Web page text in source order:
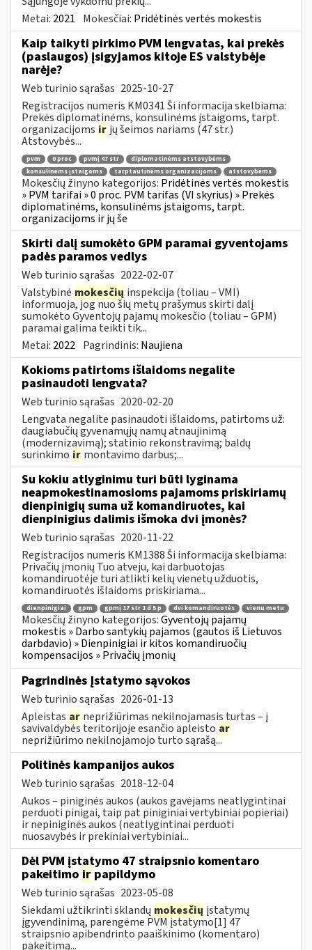
Metai: 2021 Mokesčiai: Pridėtinės vertės mokestis
Kaip taikyti pirkimo PVM lengvatas, kai prekės
(paslaugos) įsigyjamos kitoje ES valstybėje
narėje?
Web turinio sąrašas 2025-10-27
Registracijos numeris KM0341 Ši informacija skelbiama:
Prekės diplomatinėms, konsulinėms įstaigoms, tarpt.
organizacijoms ir jų šeimos nariams (47 str.)
Atstovybės...
pvm 0 proc pvmį 47 str
diplomatinėms atstovybėms
konsulinėms įstaigoms
tarptautinėms organizacijoms atstovybėms
Mokesčių žinyno kategorijos: Pridėtinės vertės mokestis
» PVM tarifai » 0 proc. PVM tarifas (VI skyrius) » Prekės
diplomatinėms, konsulinėms įstaigoms, tarpt.
organizacijoms ir jų še
Skirti dalį sumokėto GPM paramai gyventojams
padės paramos vedlys
Web turinio sąrašas 2022-02-07
Valstybinė mokesčių inspekcija (toliau – VMI)
informuoja, jog nuo šių metų prašymus skirti dalį
sumokėto Gyventojų pajamų mokesčio (toliau – GPM)
paramai galima teikti tik...
Metai: 2022 Pagrindinis: Naujiena
Kokioms patirtoms išlaidoms negalite
pasinaudoti lengvata?
Web turinio sąrašas 2020-02-20
Lengvata negalite pasinaudoti išlaidoms, patirtoms už:
daugiabučių gyvenamųjų namų atnaujinimą
(modernizavimą); statinio rekonstravimą; baldų
surinkimo ir montavimo darbus;...
Su kokiu atlyginimu turi būti lyginama
neapmokestinamosioms pajamoms priskiriamų
dienpinigių suma už komandiruotes, kai
dienpinigius dalimis išmoka dvi įmonės?
Web turinio sąrašas 2020-11-22
Registracijos numeris KM1388 Ši informacija skelbiama:
Privačių įmonių Tuo atveju, kai darbuotojas
komandiruotėje turi atlikti kelių vienetų užduotis,
komandiruotės išlaidoms priskiriama...
dienpinigiai gpm gpmį 17 str 1 d 5 p dvi komandiruotės vienu metu
Mokesčių žinyno kategorijos:Gyventojų pajamų
mokestis » Darbo santykių pajamos (gautos iš Lietuvos
darbdavio) » Dienpinigiai ir kitos komandiruočių
kompensacijos » Privačių įmonių
Pagrindinės Įstatymo sąvokos
Web turinio sąrašas 2026-01-13
Apleistas ar neprižiūrimas nekilnojamasis turtas – į
savivaldybės teritorijoje esančio apleisto ar
neprižiūrimo nekilnojamojo turto sąrašą...
Politinės kampanijos aukos
Web turinio sąrašas 2018-12-04
Aukos – piniginės aukos (aukos gavėjams neatlygintinai
perduoti pinigai, taip pat piniginiai vertybiniai popieriai)
ir nepiniginės aukos (neatlygintinai perduoti
nuosavybės ir prekiniai vertybiniai...
Dėl PVM įstatymo 47 straipsnio komentaro
pakeitimo ir papildymo
Web turinio sąrašas 2023-05-08
Siekdami užtikrinti sklandų mokesčių įstatymų
įgyvendinimą, parengėme PVM įstatymo[1] 47
straipsnio apibendrinto paaiškinimo (komentaro)
pakeitimą...